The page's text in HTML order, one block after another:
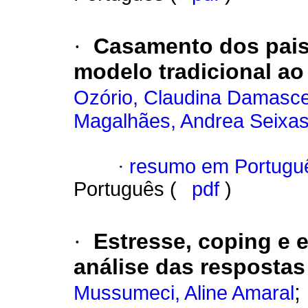
·
Casamento dos
modelo tradicional
Ozório, Claudina
Magalhães, Andrea
· resumo em
Português (
pdf )
·
Estresse, coping e
análise das
Mussumeci, Aline Amaral ;